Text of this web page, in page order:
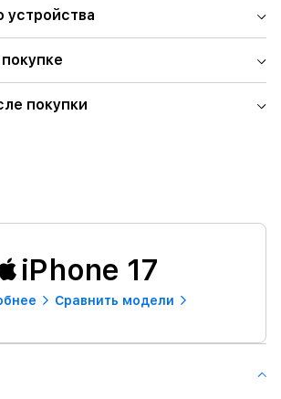
устройства
покупки
iPhone 17
Сравнить модели